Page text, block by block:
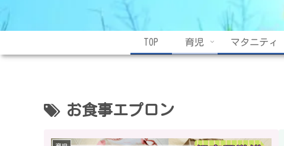
TOP 育児 マタニティ
お食事エプロン